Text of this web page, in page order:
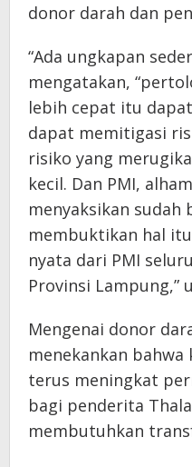
donor darah dan
“Ada ungkapan
mengatakan,
lebih cepat itu
dapat memitigasi
risiko yang
kecil. Dan PMI,
menyaksikan sudah
membuktikan hal
nyata dari PMI
Provinsi Lampung,”
Mengenai donor
menekankan
terus meningkat
bagi penderita
membutuhkan